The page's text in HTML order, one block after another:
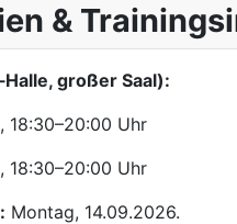
&
großer Saal):
18:30–20:00 Uhr
18:30–20:00 Uhr
Montag, 14.09.2026.